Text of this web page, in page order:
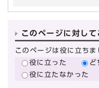
このページに対し
このページは役に立ちま
役に立った
ど
役に立たなかった